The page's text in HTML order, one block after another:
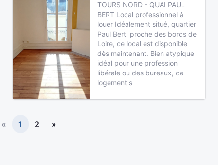
TOURS NORD - QUAI PAUL
BERT Local professionnel à
louer Idéalement situé, quartier
Paul Bert, proche des bords de
Loire, ce local est disponible
dès maintenant. Bien atypique
idéal pour une profession
libérale ou des bureaux, ce
logement s
« 1 2 »